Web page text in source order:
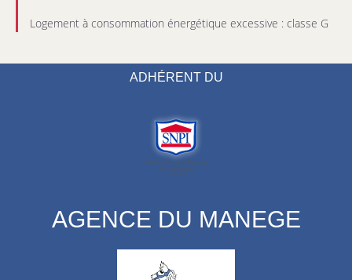
Logement à consommation énergétique excessive : classe G
ADHÉRENT DU
AGENCE DU MANEGE